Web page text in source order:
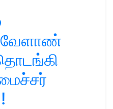
வேளாண்